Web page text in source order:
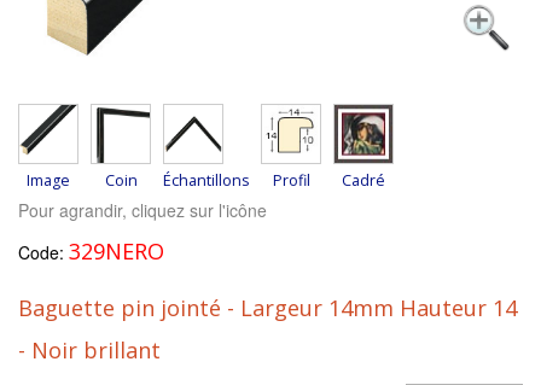
Image Coin Échantillons Profil Cadré
Pour agrandir, cliquez sur l'icône
Code: 329NERO
Baguette pin jointé - Largeur 14mm Hauteur 14
- Noir brillant